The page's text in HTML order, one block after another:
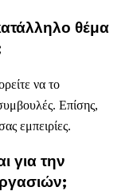
θέμα
να το
Επίσης,
εμπειρίες.
για την